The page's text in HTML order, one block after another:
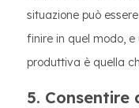
situazione può
finire in quel modo,
produttiva è quella
5.